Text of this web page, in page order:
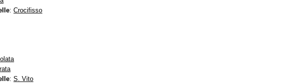
:Crocifisso
:S. Vito